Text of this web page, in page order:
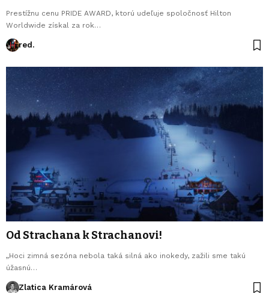
Prestížnu cenu PRIDE AWARD, ktorú udeľuje spoločnosť Hilton
Worldwide získal za rok…
red.
Od Strachana k Strachanovi!
„Hoci zimná sezóna nebola taká silná ako inokedy, zažili sme takú
úžasnú…
Zlatica Kramárová